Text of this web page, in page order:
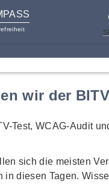
wir der
sich die meisten
in diesen Tagen.